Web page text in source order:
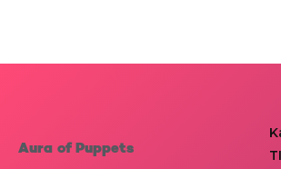
Aura of Puppets